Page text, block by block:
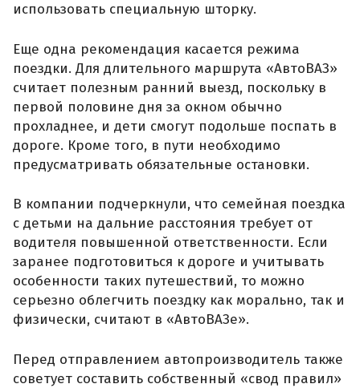
использовать специальную шторку.
Еще одна рекомендация касается режима
поездки. Для длительного маршрута «АвтоВАЗ»
считает полезным ранний выезд, поскольку в
первой половине дня за окном обычно
прохладнее, и дети смогут подольше поспать в
дороге. Кроме того, в пути необходимо
предусматривать обязательные остановки.
В компании подчеркнули, что семейная поездка
с детьми на дальние расстояния требует от
водителя повышенной ответственности. Если
заранее подготовиться к дороге и учитывать
особенности таких путешествий, то можно
серьезно облегчить поездку как морально, так и
физически, считают в «АвтоВАЗе».
Перед отправлением автопроизводитель также
советует составить собственный «свод правил»